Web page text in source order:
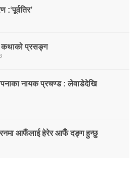
कथाको प्रसङ्ग
नायक प्रचण्ड : लेवाडेदेखि
आफैँलाई हेरेर आफैँ दङ्ग हुन्छु